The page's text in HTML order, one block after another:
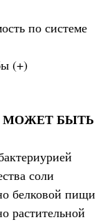
по системе
(+)
БЫТЬ
соли
белковой пищи
растительной